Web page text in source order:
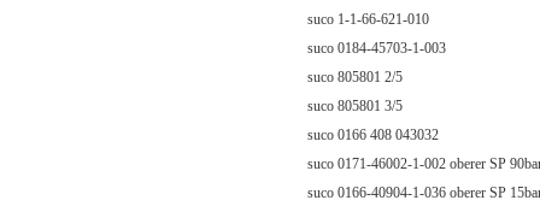
suco 1-1-66-621-010
suco 0184-45703-1-003
suco 805801 2/5
suco 805801 3/5
suco 0166 408 043032
suco 0171-46002-1-002 oberer SP
suco 0166-40904-1-036 oberer SP